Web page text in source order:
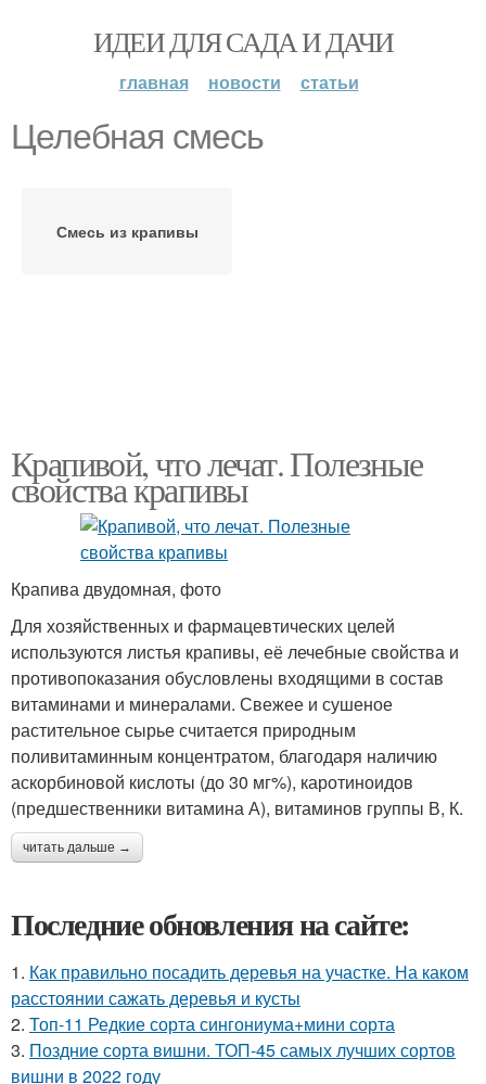
ИДЕИ ДЛЯ САДА И ДАЧИ
главная новости статьи
Целебная смесь
Смесь из крапивы
Крапивой, что лечат. Полезные
свойства крапивы
Крапива двудомная, фото
Для хозяйственных и фармацевтических целей
используются листья крапивы, её лечебные свойства и
противопоказания обусловлены входящими в состав
витаминами и минералами. Свежее и сушеное
растительное сырье считается природным
поливитаминным концентратом, благодаря наличию
аскорбиновой кислоты (до 30 мг%), каротиноидов
(предшественники витамина А), витаминов группы В, К.
читать дальше →
Последние обновления на сайте:
1. Как правильно посадить деревья на участке. На каком
расстоянии сажать деревья и кусты
2. Топ-11 Редкие сорта сингониума+мини сорта
3. Поздние сорта вишни. ТОП-45 самых лучших сортов
вишни в 2022 году